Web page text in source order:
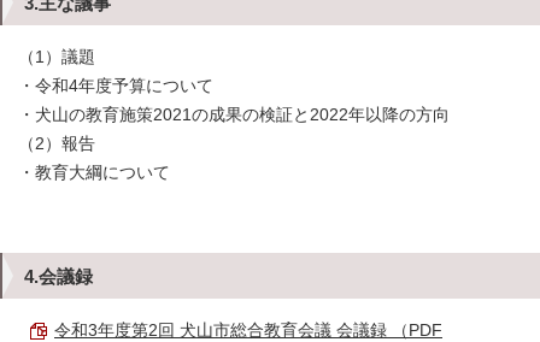
（1）議題
・令和4年度予算について
・犬山の教育施策2021の成果の検証と2022年以降の方向
（2）報告
・教育大綱について
4.会議録
令和3年度第2回 犬山市総合教育会議 会議録 （PDF